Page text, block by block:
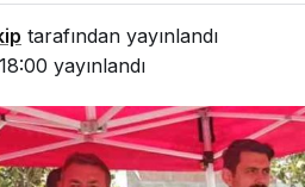
tarafından yayınlandı
yayınlandı